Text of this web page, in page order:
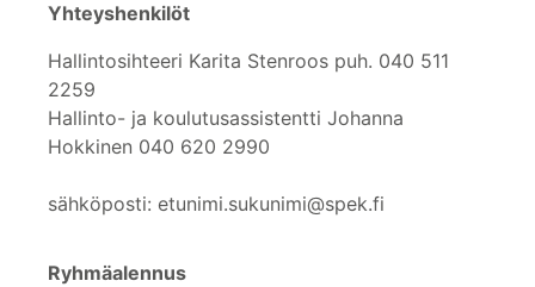
Yhteyshenkilöt
Hallintosihteeri Karita Stenroos puh. 040 511
2259
Hallinto- ja koulutusassistentti Johanna
Hokkinen 040 620 2990
sähköposti: etunimi.sukunimi@spek.fi
Ryhmäalennus